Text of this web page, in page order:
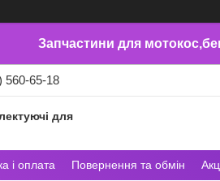
Запчастини для
560-65-18
для
і оплата Повернення та обмін